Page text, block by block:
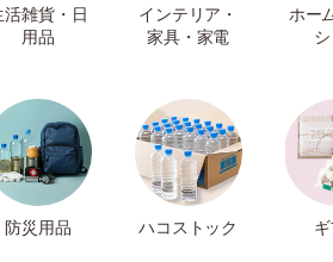
活雑貨・日
用品
インテリア・
家具・家電
ホー
防災用品 ハコストック